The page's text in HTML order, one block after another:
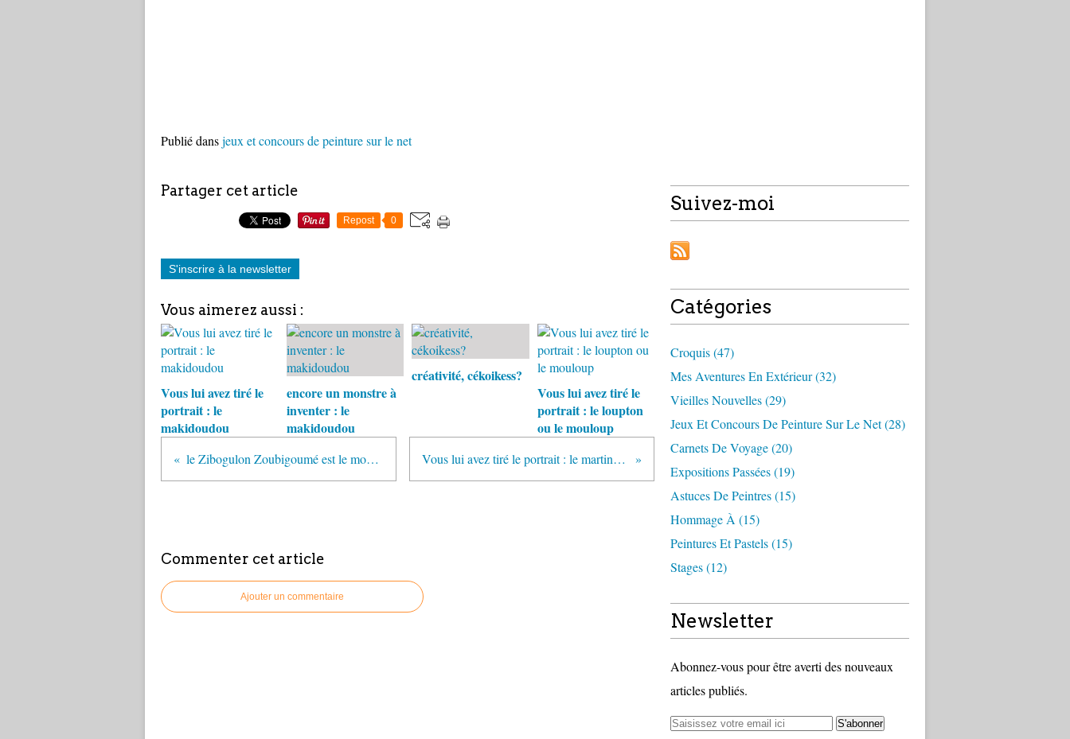
Publié dansjeux et concours de peinture sur le net
Partager cet article
Repost 0
S'inscrire à la newsletter
Vous aimerez aussi :
Vous lui avez tiré le
portrait : le
makidoudou
encore un monstre à
inventer : le
makidoudou
créativité, cékoikess?
Vous lui avez tiré le
portrait : le loupton
ou le mouloup
le Zibogulon Zoubigoumé est le monstre de la semaine Vous lui avez tiré le portrait : le martingoleoptere à cornes
Commenter cet article
Ajouter un commentaire
Suivez-moi
Catégories
Croquis (47)
Mes Aventures En Extérieur (32)
Vieilles Nouvelles (29)
Jeux Et Concours De Peinture Sur Le Net (28)
Carnets De Voyage (20)
Expositions Passées (19)
Astuces De Peintres (15)
Hommage À (15)
Peintures Et Pastels (15)
Stages (12)
Newsletter
Abonnez-vous pour être averti des nouveaux
articles publiés.